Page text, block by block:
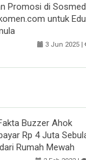
Promosi di Sosmed
untuk
3 Jun 2025 |
Buzzer Ahok
Rp 4 Juta
Rumah Mewah